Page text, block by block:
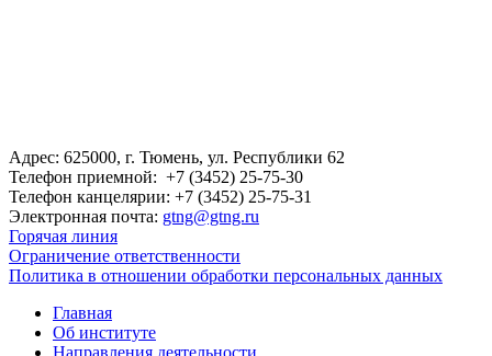
Адрес: 625000, г. Тюмень, ул. Республики 62
Телефон приемной: +7 (3452) 25-75-30
Телефон канцелярии: +7 (3452) 25-75-31
Электронная почта: gtng@gtng.ru
Горячая линия
Ограничение ответственности
Политика в отношении обработки персональных данных
Главная
Об институте
Направления деятельности